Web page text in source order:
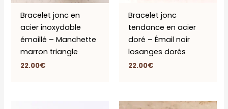
Bracelet jonc en
acier inoxydable
émaillé – Manchette
marron triangle
22.00€
Bracelet jonc
tendance en acier
doré – Émail noir
losanges dorés
22.00€